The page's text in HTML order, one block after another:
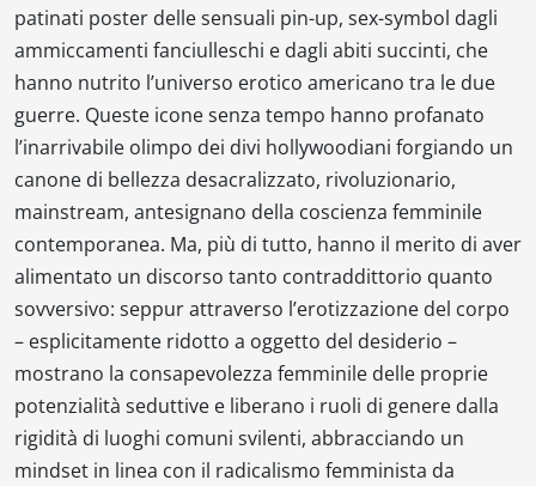
patinati poster delle sensuali pin-up, sex-symbol dagli
ammiccamenti fanciulleschi e dagli abiti succinti, che
hanno nutrito l’universo erotico americano tra le due
guerre. Queste icone senza tempo hanno profanato
l’inarrivabile olimpo dei divi hollywoodiani forgiando un
canone di bellezza desacralizzato, rivoluzionario,
mainstream, antesignano della coscienza femminile
contemporanea. Ma, più di tutto, hanno il merito di aver
alimentato un discorso tanto contraddittorio quanto
sovversivo: seppur attraverso l’erotizzazione del corpo
– esplicitamente ridotto a oggetto del desiderio –
mostrano la consapevolezza femminile delle proprie
potenzialità seduttive e liberano i ruoli di genere dalla
rigidità di luoghi comuni svilenti, abbracciando un
mindset in linea con il radicalismo femminista da